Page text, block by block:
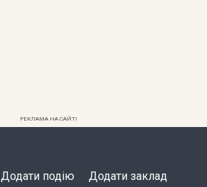
РЕКЛАМА НА САЙТІ
Додати подію Додати заклад